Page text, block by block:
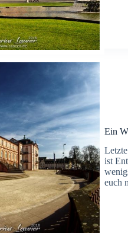
Ein
ist
euch